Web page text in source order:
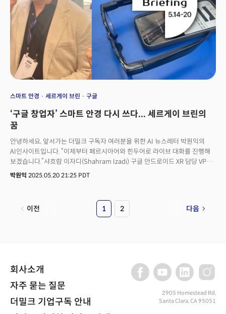
스마트 안경 세르게이 브린 구글
‘구글 창업자’ 스마트 안경 다시 쓰다... 세르게이 브린의
꿈
안녕하세요, 앞서가는 더밀크 구독자 여러분을 위한 AI 뉴스레터 박원익의
AI인사이트입니다. “이제부터 페르시아어와 힌두어로 라이브 대화를 진행해
보겠습니다.”샤흐람 이자디(Shahram Izadi) 구글 안드로이드 XR 담당 VP는
20일(현지시각) 캘리포니아 마운틴뷰에서 열린 연례 개발자 컨퍼런스 ‘구글
박원익 2025.05.20 21:25 PDT
이전 1 2 다음
회사소개
자주 묻는 질문
더밀크 기업구독 안내
2905 Homestead Rd,
Santa Clara, CA 95051